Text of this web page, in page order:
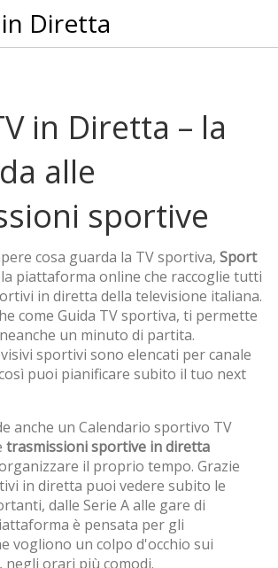
Diretta
in Diretta – la
alle
sportive
cosa guarda la TV sportiva, Sport
piattaforma online che raccoglie tutti
in diretta della televisione italiana.
come Guida TV sportiva, ti permette
un minuto di partita.
sportivi sono elencati per canale
puoi pianificare subito il tuo next
anche un Calendario sportivo TV
trasmissioni sportive in diretta
il proprio tempo. Grazie
in diretta puoi vedere subito le
dalle Serie A alle gare di
è pensata per gli
vogliono un colpo d'occhio sui
negli orari più comodi.